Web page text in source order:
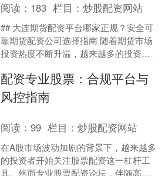
阅读： 183 栏目：炒股配资网站
## 大连期货配资平台哪家正规？安全可
靠期货配资公司选择指南 随着期货市场
投资热度不断升温，越来越多的投资者
连这座金融活跃的城....
配资专业股票：合规平台与
风控指南
阅读：99 栏目：炒股配资网站
在A股市场波动加剧的背景下，越来越多
的投资者开始关注股票配资这一杠杆工
具。然而专业股票配资论坛，伴随高收